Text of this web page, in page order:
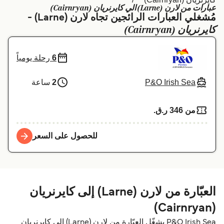
Deutschland
Schweiz (DE)
Norge
Indonesia
Maroc (FR)
عبارات من لارن (Larne) الي كايرنريان (Cairnryan)
مُشغلي العبارات الرائجين تجاه لارن (Larne) -
كايرنريان (Cairnryan)
P&O Irish Sea
6 رحلة يومياً
2 ساعة
من 346 ر.ق.‏
للحصول على السعر
العبّارة من لارن (Larne) إلى كايرنريان
(Cairnryan)
P&O Irish Sea يشغّل العبّارة من لارن (Larne) إلى كايرنريان